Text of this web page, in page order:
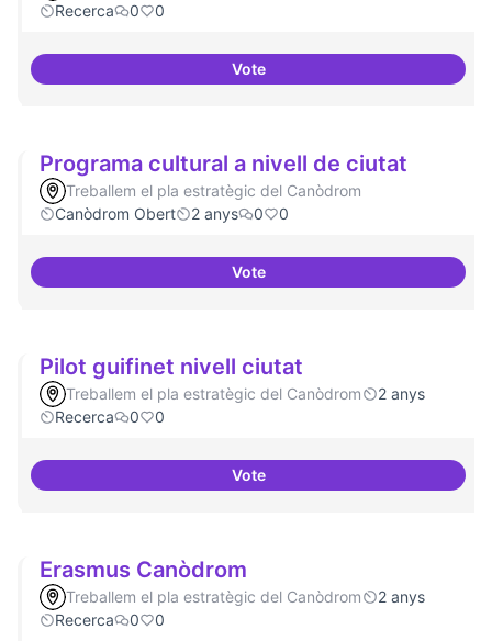
Recerca
0 0
VoteBeques de recerca per
Programa cultural a nivell de ciutat
Treballem el pla estratègic del Canòdrom
Canòdrom Obert
2 anys 0 0
VotePrograma cultural a nivell de
Pilot guifinet nivell ciutat
Treballem el pla estratègic del Canòdrom
2 anys
Recerca
0 0
VotePilot guifinet nivell ciutat
Erasmus Canòdrom
Treballem el pla estratègic del Canòdrom
2 anys
Recerca
0 0